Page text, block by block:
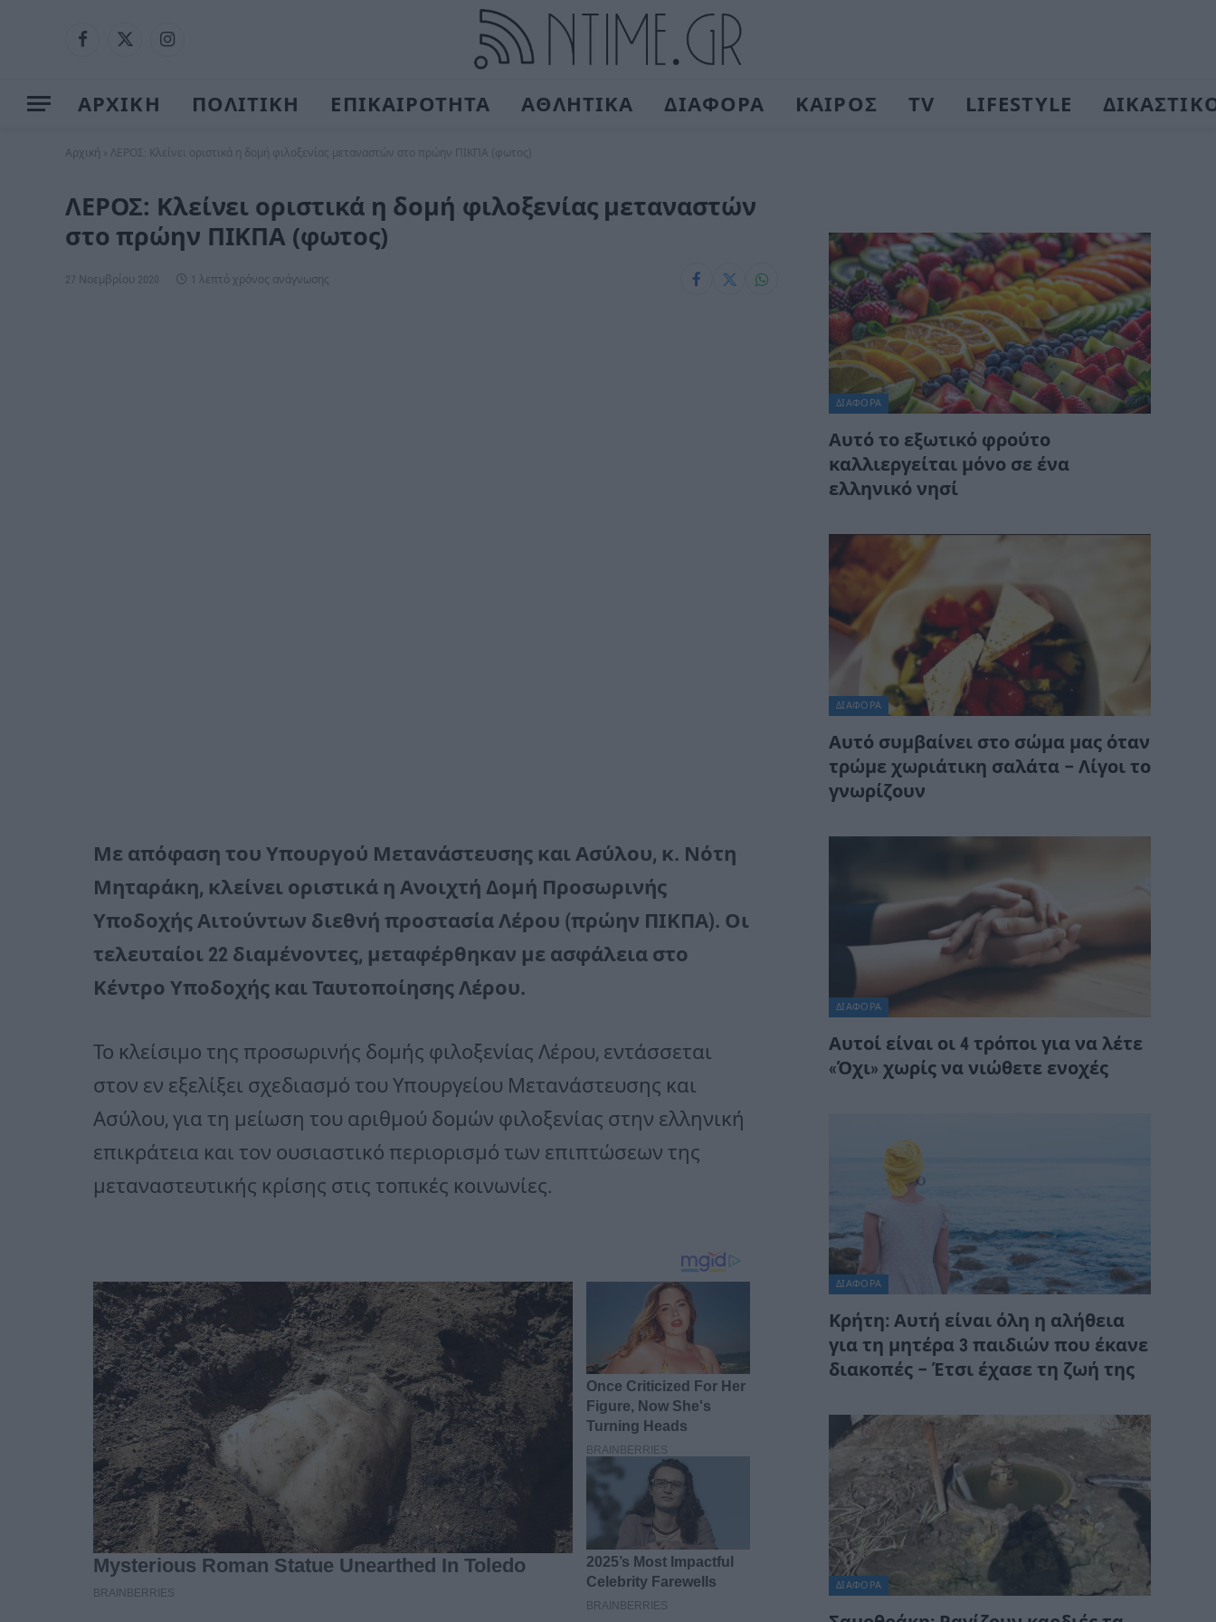
Facebook
X
Instagram
ΑΡΧΙΚΗ ΠΟΛΙΤΙΚΗ ΕΠΙΚΑΙΡΟΤΗΤΑ ΑΘΛΗΤΙΚΑ ΔΙΑΦΟΡΑ ΚΑΙΡΟΣ TV LIFESTYLE
Αρχική ΛΕΡΟΣ: Κλείνει οριστικά η δομή φιλοξενίας μεταναστών στο πρώην ΠΙΚΠΑ (φωτος)
ΛΕΡΟΣ: Κλείνει οριστικά η δομή φιλοξενίας μεταναστών
στο πρώην ΠΙΚΠΑ (φωτος)
27 Νοεμβρίου 2020 1 λεπτό χρόνος ανάγνωσης
Με απόφαση του Υπουργού Μετανάστευσης και Ασύλου, κ. Νότη
Μηταράκη, κλείνει οριστικά η Ανοιχτή Δομή Προσωρινής
Υποδοχής Αιτούντων διεθνή προστασία Λέρου (πρώην ΠΙΚΠΑ). Οι
τελευταίοι 22 διαμένοντες, μεταφέρθηκαν με ασφάλεια στο
Κέντρο Υποδοχής και Ταυτοποίησης Λέρου.
Το κλείσιμο της προσωρινής δομής φιλοξενίας Λέρου, εντάσσεται
στον εν εξελίξει σχεδιασμό του Υπουργείου Μετανάστευσης και
Ασύλου, για τη μείωση του αριθμού δομών φιλοξενίας στην ελληνική
επικράτεια και τον ουσιαστικό περιορισμό των επιπτώσεων της
μεταναστευτικής κρίσης στις τοπικές κοινωνίες.
ΔΙΆΦΟΡΑ
Αυτό το εξωτικό φρούτο
καλλιεργείται μόνο σε ένα
ελληνικό νησί
ΔΙΆΦΟΡΑ
Αυτό συμβαίνει στο σώμα μας όταν
τρώμε χωριάτικη σαλάτα – Λίγοι το
γνωρίζουν
ΔΙΆΦΟΡΑ
Αυτοί είναι οι 4 τρόποι για να λέτε
«Όχι» χωρίς να νιώθετε ενοχές
ΔΙΆΦΟΡΑ
Κρήτη: Αυτή είναι όλη η αλήθεια
για τη μητέρα 3 παιδιών που έκανε
διακοπές – Έτσι έχασε τη ζωή της
ΔΙΆΦΟΡΑ